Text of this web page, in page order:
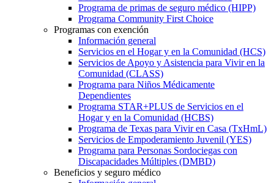
Programa de primas de seguro médico (HIPP)
Programa Community First Choice
Programas con exención
Información general
Servicios en el Hogar y en la Comunidad (HCS)
Servicios de Apoyo y Asistencia para Vivir en la
Comunidad (CLASS)
Programa para Niños Médicamente
Dependientes
Programa STAR+PLUS de Servicios en el
Hogar y en la Comunidad (HCBS)
Programa de Texas para Vivir en Casa (TxHmL)
Servicios de Empoderamiento Juvenil (YES)
Programa para Personas Sordociegas con
Discapacidades Múltiples (DMBD)
Beneficios y seguro médico